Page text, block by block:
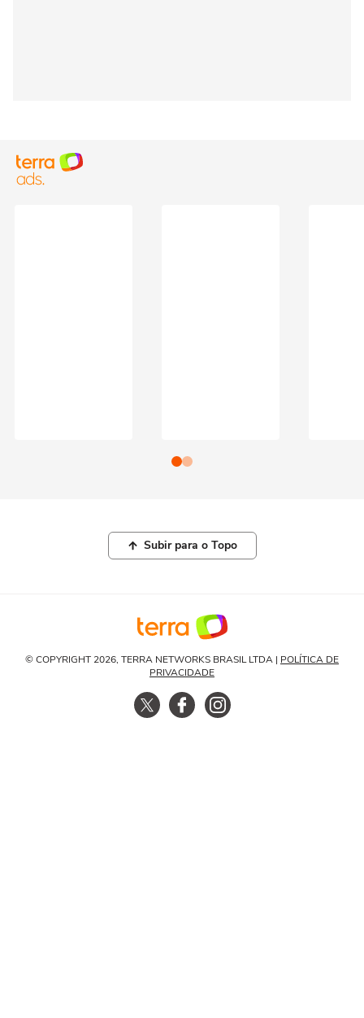
Subir para o Topo
© COPYRIGHT 2026, TERRA NETWORKS BRASIL LTDA | POLÍTICA DE
PRIVACIDADE